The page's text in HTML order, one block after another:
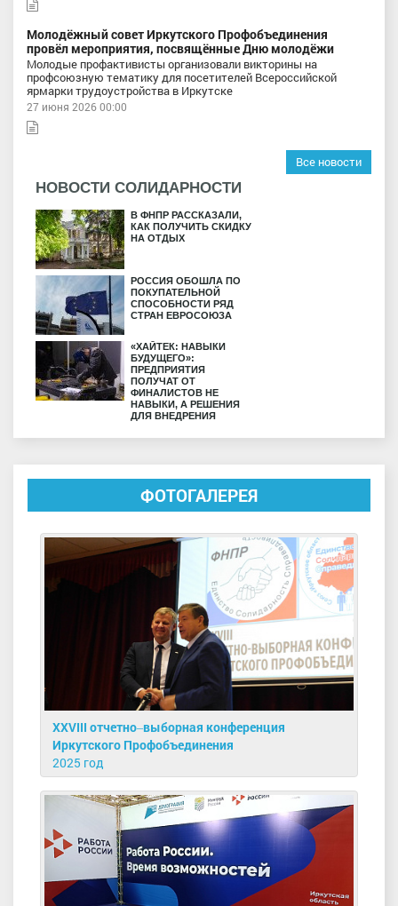
Молодёжный совет Иркутского Профобъединения
провёл мероприятия, посвящённые Дню молодёжи
Молодые профактивисты организовали викторины на
профсоюзную тематику для посетителей Всероссийской
ярмарки трудоустройства в Иркутске
27 июня 2026 00:00
Все новости
НОВОСТИ СОЛИДАРНОСТИ
В ФНПР РАССКАЗАЛИ,
КАК ПОЛУЧИТЬ СКИДКУ
НА ОТДЫХ
РОССИЯ ОБОШЛА ПО
ПОКУПАТЕЛЬНОЙ
СПОСОБНОСТИ РЯД
СТРАН ЕВРОСОЮЗА
«ХАЙТЕК: НАВЫКИ
БУДУЩЕГО»:
ПРЕДПРИЯТИЯ
ПОЛУЧАТ ОТ
ФИНАЛИСТОВ НЕ
НАВЫКИ, А РЕШЕНИЯ
ДЛЯ ВНЕДРЕНИЯ
ФОТОГАЛЕРЕЯ
XXVIII отчетно‒выборная конференция
Иркутского Профобъединения
2025 год